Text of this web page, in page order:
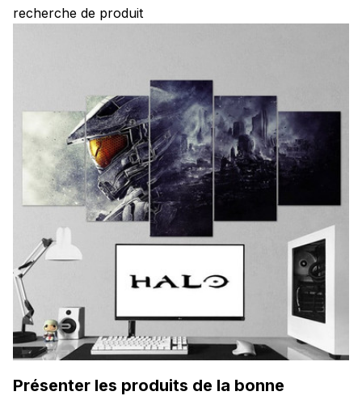
recherche de produit
Présenter les produits de la bonne